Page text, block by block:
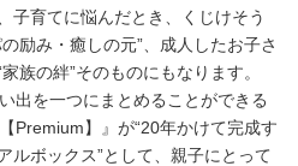
子育てに悩んだとき、くじけそう
励み・癒しの元”、成人したお子さ
族の絆”そのものにもなります。
出を一つにまとめることができる
Premium】』が“20年かけて完成す
ルボックス”として、親子にとって